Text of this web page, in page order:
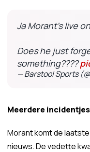
Ja Morant’s live
Does he just
something????
— Barstool Sports
Meerdere incidentjes
Morant komt de
nieuws. De vedette